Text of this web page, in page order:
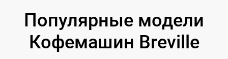
Популярные модели
Кофемашин Breville